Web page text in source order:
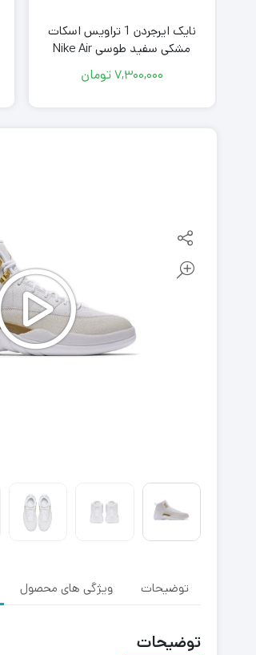
نایک ایرجردن 1 تراویس اسکات
مشکی سفید طوسی Nike Air
Jordan 1 Low Travis Scott Black
White Grey
7,300,000تومان
توضیحات ویژگی های محصول
توضیحات